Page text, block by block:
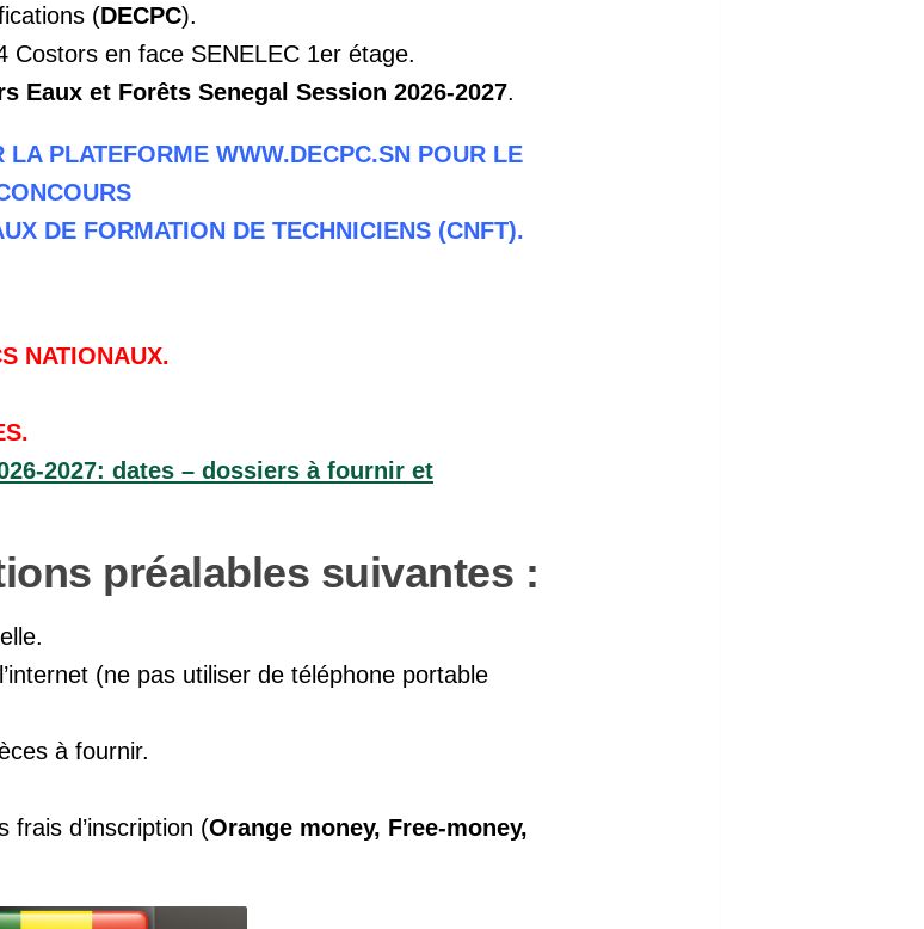
(DECPC).
Costors en face SENELEC 1er étage.
Eaux et Forêts Senegal Session 2026-2027.
LA PLATEFORME WWW.DECPC.SN POUR LE
DE FORMATION DE TECHNICIENS (CNFT).
NATIONAUX.
2027: dates – dossiers à fournir et
préalables suivantes :
(ne pas utiliser de téléphone portable
à fournir.
frais d’inscription (Orange money, Free-money,